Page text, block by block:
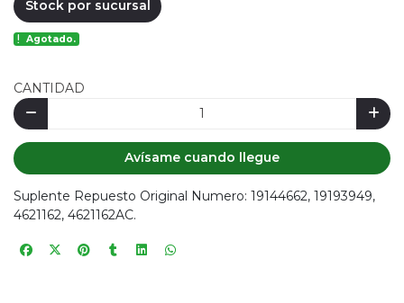
Stock por sucursal
Agotado.
CANTIDAD
Avísame cuando llegue
Suplente Repuesto Original Numero: 19144662, 19193949,
4621162, 4621162AC.